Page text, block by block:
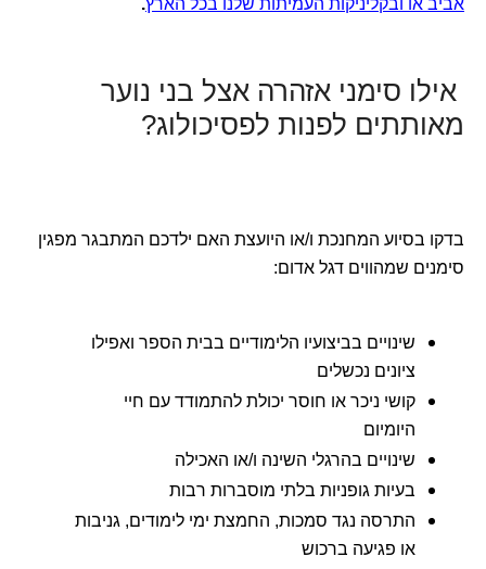
אביב או ובקליניקות העמיתות שלנו בכל הארץ.
אילו סימני אזהרה אצל בני נוער
מאותתים לפנות לפסיכולוג?
בדקו בסיוע המחנכת ו/או היועצת האם ילדכם המתבגר מפגין
סימנים שמהווים דגל אדום:
שינויים בביצועיו הלימודיים בבית הספר ואפילו
ציונים נכשלים
קושי ניכר או חוסר יכולת להתמודד עם חיי
היומיום
שינויים בהרגלי השינה ו/או האכילה
בעיות גופניות בלתי מוסברות רבות
התרסה נגד סמכות, החמצת ימי לימודים, גניבות
או פגיעה ברכוש